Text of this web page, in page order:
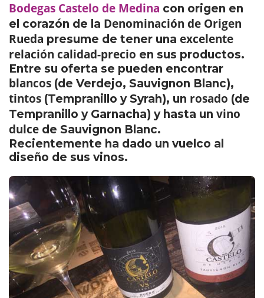
Bodegas Castelo de Medina con origen en
el corazón de la Denominación de Origen
Rueda presume de tener una excelente
relación calidad-precio en sus productos.
Entre su oferta se pueden encontrar
blancos (de Verdejo, Sauvignon Blanc),
tintos (Tempranillo y Syrah), un rosado (de
Tempranillo y Garnacha) y hasta un vino
dulce de Sauvignon Blanc.
Recientemente ha dado un vuelco al
diseño de sus vinos.